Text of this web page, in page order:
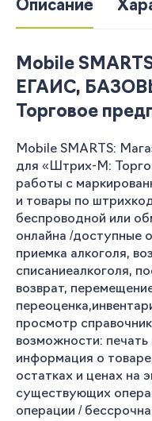
Описание
Mobile
ЕГАИС,
Торговое
Mobile SMARTS:
для «Штрих-М:
работы с
и товары по
беспроводной или
онлайна /доступные
приемка алкоголя,
списаниеалкоголя,
возврат,
просмотр
возможности:
информация о
остатках и ценах на
существующих
операции /